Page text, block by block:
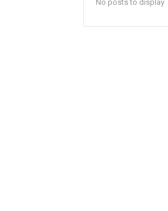
No posts to display